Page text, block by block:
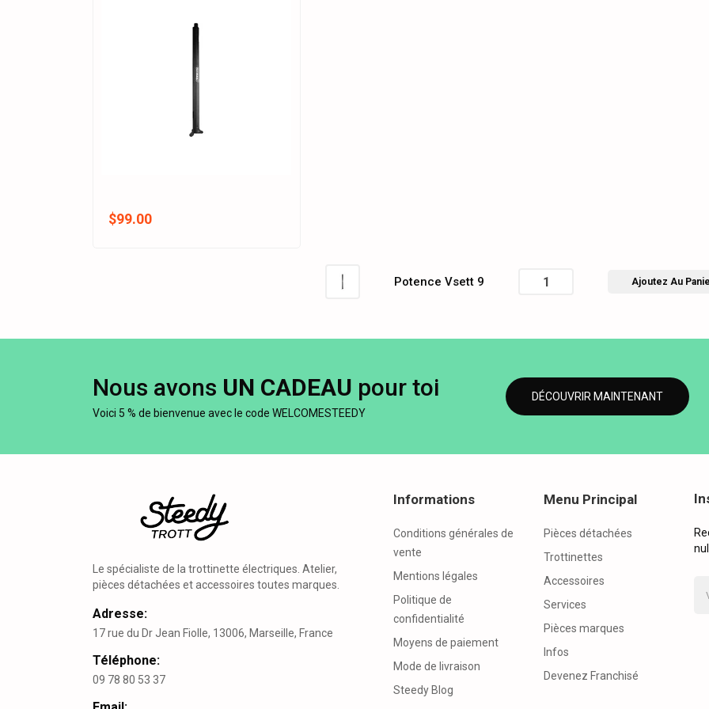
$99.00
Potence Vsett 9 Ajoutez Au
Nous avons UN CADEAU pour toi
Voici 5 % de bienvenue avec le code WELCOMESTEEDY
DÉCOUVRIR MAINTENANT
Le spécialiste de la trottinette électriques. Atelier,
pièces détachées et accessoires toutes marques.
Adresse:
17 rue du Dr Jean Fiolle, 13006, Marseille, France
Téléphone:
09 78 80 53 37
Informations
Conditions générales de
vente
Mentions légales
Politique de
confidentialité
Moyens de paiement
Mode de livraison
Steedy Blog
Menu Principal
Pièces détachées
Trottinettes
Accessoires
Services
Pièces marques
Infos
Devenez Franchisé